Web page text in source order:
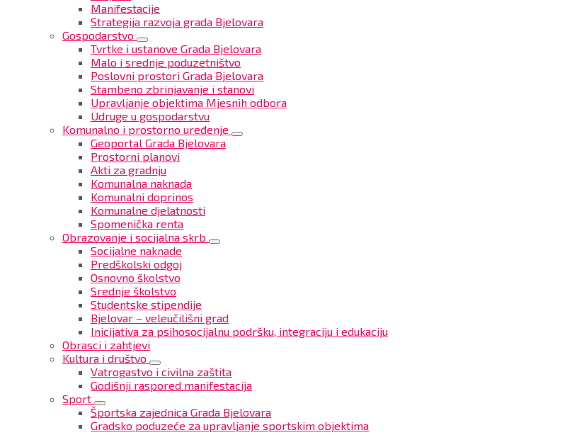
Manifestacije
Strategija razvoja grada Bjelovara
Gospodarstvo
Tvrtke i ustanove Grada Bjelovara
Malo i srednje poduzetništvo
Poslovni prostori Grada Bjelovara
Stambeno zbrinjavanje i stanovi
Upravljanje objektima Mjesnih odbora
Udruge u gospodarstvu
Komunalno i prostorno uređenje
Geoportal Grada Bjelovara
Prostorni planovi
Akti za gradnju
Komunalna naknada
Komunalni doprinos
Komunalne djelatnosti
Spomenička renta
Obrazovanje i socijalna skrb
Socijalne naknade
Predškolski odgoj
Osnovno školstvo
Srednje školstvo
Studentske stipendije
Bjelovar – veleučilišni grad
Inicijativa za psihosocijalnu podršku, integraciju i edukaciju
Obrasci i zahtjevi
Kultura i društvo
Vatrogastvo i civilna zaštita
Godišnji raspored manifestacija
Sport
Športska zajednica Grada Bjelovara
Gradsko poduzeće za upravljanje sportskim objektima